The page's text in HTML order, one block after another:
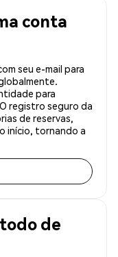
conta
seu e-mail para
globalmente.
para
registro seguro da
de reservas,
início, tornando a
de